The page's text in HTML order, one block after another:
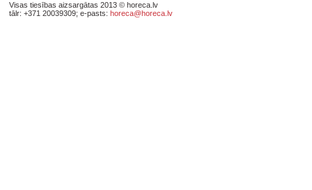
Visas tiesības aizsargātas 2013 © horeca.lv
tālr: +371 20039309; e-pasts: horeca@horeca.lv